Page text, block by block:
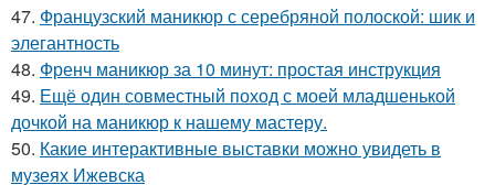
47. Французский маникюр с серебряной полоской: шик и
элегантность
48. Френч маникюр за 10 минут: простая инструкция
49. Ещё один совместный поход с моей младшенькой
дочкой на маникюр к нашему мастеру.
50. Какие интерактивные выставки можно увидеть в
музеях Ижевска